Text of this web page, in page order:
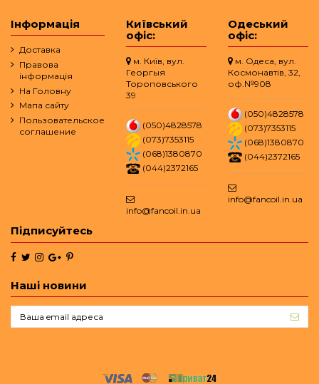
Інформація
Доставка
Правова
інформація
На Головну
Мапа сайту
Пользовательское
соглашение
Київський
офіс:
м. Київ, вул.
Георгыя
Тороповського
39
(050)4828578
(073)7353115
(068)1380870
(044)2372165
info@fancoil.in.ua
Одеський
офіс:
м. Одеса, вул.
Космонавтів, 32,
оф.№908
(050)4828578
(073)7353115
(068)1380870
(044)2372165
info@fancoil.in.ua
Підписуйтесь
Наші новини